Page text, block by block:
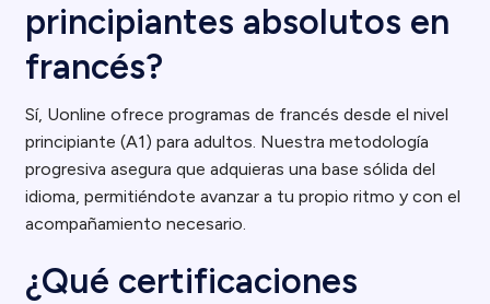
principiantes absolutos en
francés?
Sí, Uonline ofrece programas de francés desde el nivel
principiante (A1) para adultos. Nuestra metodología
progresiva asegura que adquieras una base sólida del
idioma, permitiéndote avanzar a tu propio ritmo y con el
acompañamiento necesario.
¿Qué certificaciones